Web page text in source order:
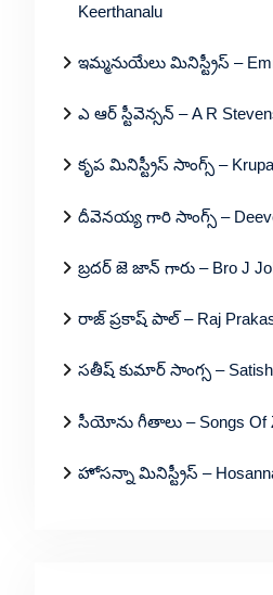
Keerthanalu
ఇమ్మనుయేలు మినిస్ట్రీస్ –
ఎ ఆర్ స్టీవెన్సన్ – A R
కృప మినిస్ట్రీస్ సాంగ్స్ –
దీవెనయ్య గారి సాంగ్స్ –
బ్రదర్ జె జాన్ గారు – Bro J
రాజ్ ప్రకాష్ పాల్ – Raj
సతీష్ కుమార్ సాంగ్స – Satish
సీయోను గీతాలు – Songs Of
హోసన్నా మినిస్ట్రీస్ –